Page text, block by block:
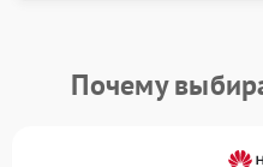
Почему